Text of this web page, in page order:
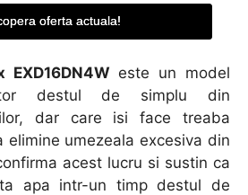
oferta actuala!
EXD16DN4W este un model
destul de simplu din
dar care isi face treaba
elimine umezeala excesiva din
acest lucru si sustin ca
apa intr-un timp destul de